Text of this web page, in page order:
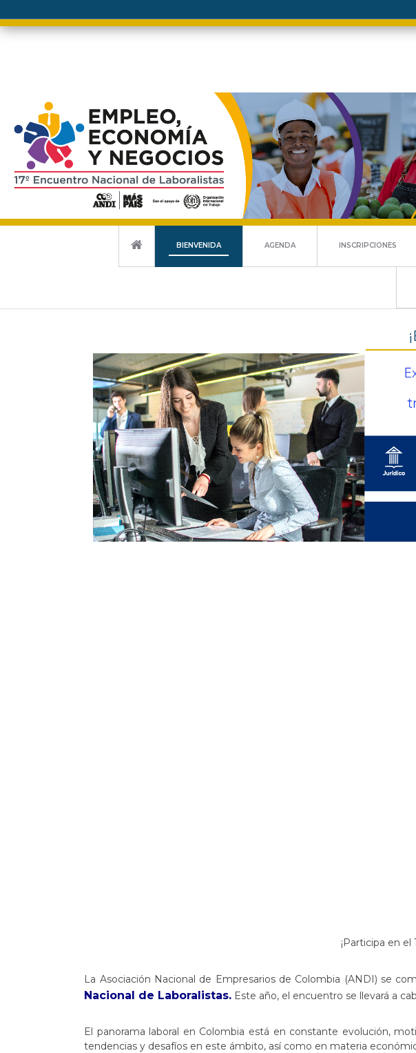
BIENVENIDA AGENDA INSCRIPCIONES
¡Participa en
La Asociación Nacional de Empresarios de Colombia (ANDI) se
Nacional de Laboralistas. Este año, el encuentro se llevará a
El panorama laboral en Colombia está en constante evolución,
tendencias y desafíos en este ámbito, así como en materia